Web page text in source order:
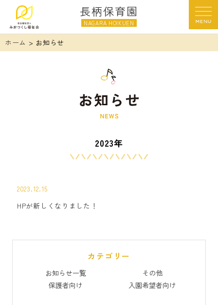
長柄保育園
NAGARA HOIKUEN
ホーム > お知らせ
2023年
2023.12.15
HPが新しくなりました！
カテゴリー
お知らせ一覧
その他
保護者向け
入園希望者向け